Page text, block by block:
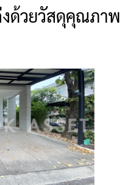
ด้วยวัสดุคุณภาพ